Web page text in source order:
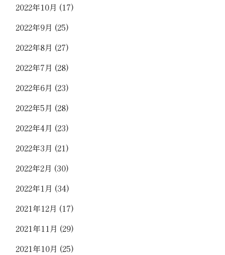
2022年10月 (17)
2022年9月 (25)
2022年8月 (27)
2022年7月 (28)
2022年6月 (23)
2022年5月 (28)
2022年4月 (23)
2022年3月 (21)
2022年2月 (30)
2022年1月 (34)
2021年12月 (17)
2021年11月 (29)
2021年10月 (25)